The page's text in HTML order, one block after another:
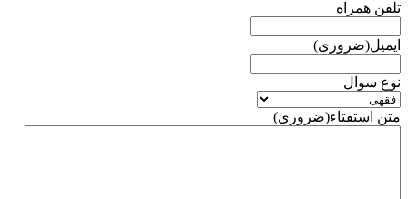
تلفن همراه
ایمیل(ضروری)
نوع سوال
متن استفتاء(ضروری)